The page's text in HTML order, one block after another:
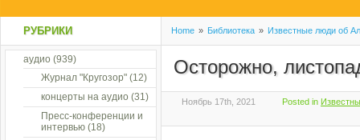
Home » Библиотека » Известные люди об
Осторожно,
Ноябрь 17th, 2021 Posted in
РУБРИКИ
аудио (939)
Журнал "Кругозор" (12)
концерты на аудио (31)
Пресс-конференции и
интервью (18)